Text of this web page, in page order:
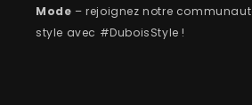
Mode – rejoignez notre
style avec #DuboisStyle !